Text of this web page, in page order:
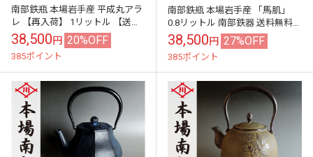
南部鉄瓶 本場岩手産 平成丸アラ
レ 【再入荷】 1リットル 【送料
無料】
38,500円 20%OFF
385ポイント
南部鉄瓶 本場岩手産 「馬肌」
0.8リットル 南部鉄器 送料無料
再入荷
38,500円 27%OFF
385ポイント